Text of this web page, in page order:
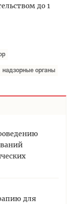
до 1
надзорные органы
для